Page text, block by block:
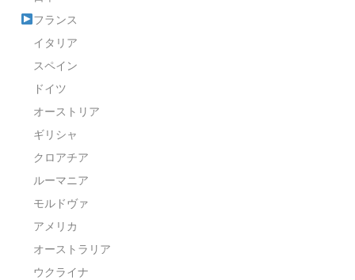
フランス
イタリア
スペイン
ドイツ
オーストリア
ギリシャ
クロアチア
ルーマニア
モルドヴァ
アメリカ
オーストラリア
ウクライナ